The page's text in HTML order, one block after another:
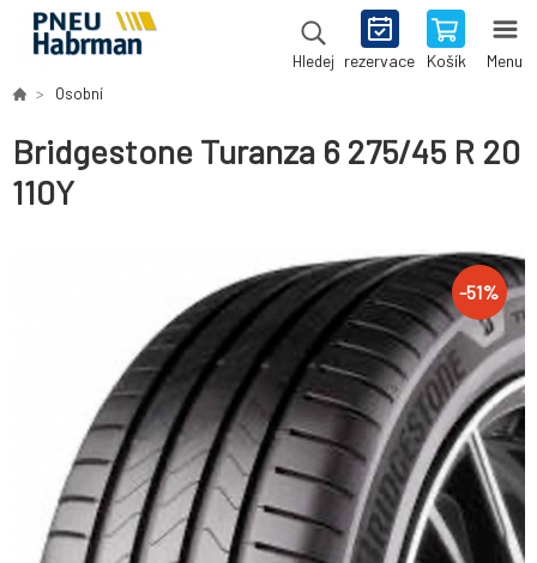
Hledej rezervace Košík Menu
Osobní
Bridgestone Turanza 6 275/45 R 20
110Y
-51%